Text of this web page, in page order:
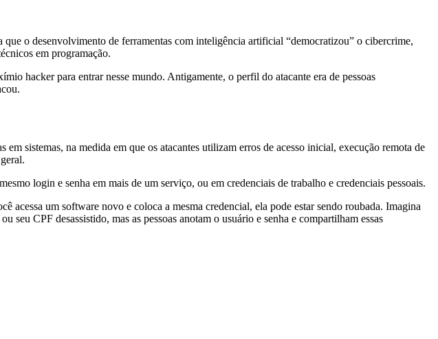
o desenvolvimento de ferramentas com inteligência artificial “democratizou” o cibercrime,
em programação.
hacker para entrar nesse mundo. Antigamente, o perfil do atacante era de pessoas
sistemas, na medida em que os atacantes utilizam erros de acesso inicial, execução remota de
login e senha em mais de um serviço, ou em credenciais de trabalho e credenciais pessoais.
acessa um software novo e coloca a mesma credencial, ela pode estar sendo roubada. Imagina
CPF desassistido, mas as pessoas anotam o usuário e senha e compartilham essas